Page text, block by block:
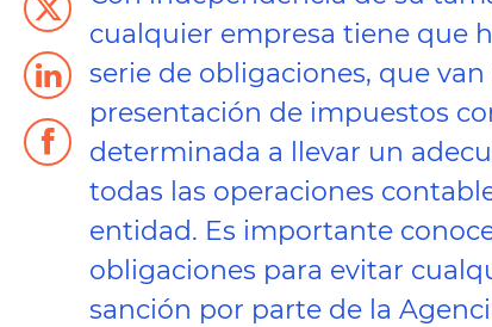
cualquier empresa tiene que
serie de obligaciones, que van
presentación de impuestos
determinada a llevar un
todas las operaciones
entidad. Es importante
obligaciones para evitar
sanción por parte de la